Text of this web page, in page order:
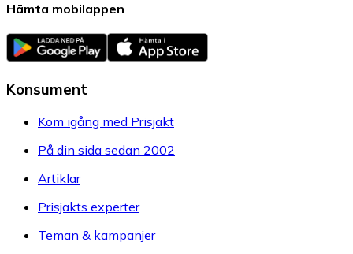
Hämta mobilappen
Konsument
Kom igång med Prisjakt
På din sida sedan 2002
Artiklar
Prisjakts experter
Teman & kampanjer